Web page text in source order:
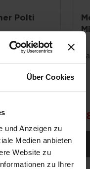
Über Cookies
und Anzeigen zu
Medien anbieten
Website zu
zu Ihrer
Polti